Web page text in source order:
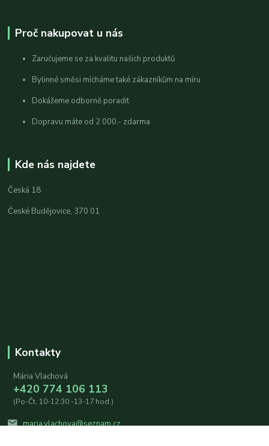
Proč nakupovat u nás
Zaručujeme se za kvalitu našich produktů
Bylinné směsi mícháme také zákazníkům na míru
Dokážeme odborně poradit
Dopravu máte od 2 000,- zdarma
Kde nás najdete
Česká 18
České Budějovice, 370 01
Kontakty
Mária Vlachová
+420 774 106 113
(Po-Čt, 10-12:30 -13-17 hod.)
maria.vlachova@seznam.cz